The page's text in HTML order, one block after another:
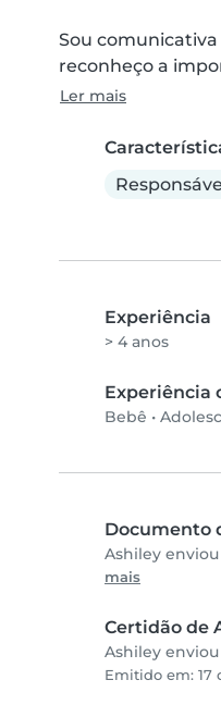
Sou
reconheço a
Ler mais
Experiência
> 4 anos
Experiência
Bebê •
Documento
Ashiley
mais
Certidão de
Ashiley
Emitido em: 17